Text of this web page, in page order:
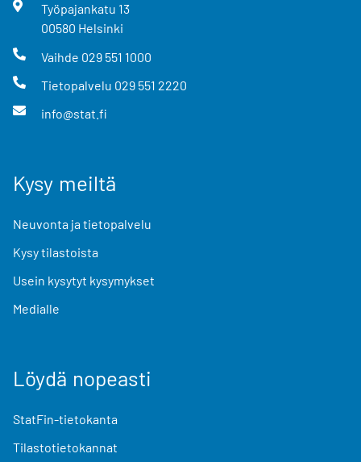
Työpajankatu 13
00580 Helsinki
Vaihde 029 551 1000
Tietopalvelu 029 551 2220
info@stat.fi
Kysy meiltä
Neuvonta ja tietopalvelu
Kysy tilastoista
Usein kysytyt kysymykset
Medialle
Löydä nopeasti
StatFin-tietokanta
Tilastotietokannat